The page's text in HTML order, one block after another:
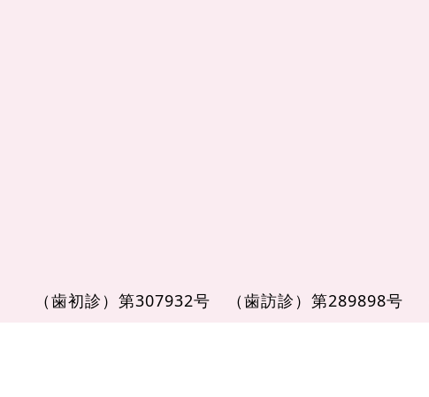
（歯初診）第307932号 （歯訪診）第289898号